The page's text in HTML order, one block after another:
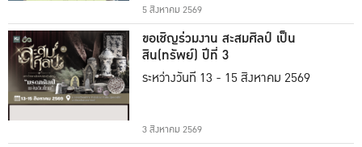
5 สิงหาคม 2569
ขอเชิญร่วมงาน สะสมศิลป์ เป็น
สิน(ทรัพย์) ปีที่ 3
ระหว่างวันที่ 13 - 15 สิงหาคม 2569
3 สิงหาคม 2569